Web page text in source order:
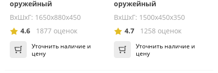
оружейный
ВхШхГ: 1650х880х450
4.6
1877 оценок
Уточнить наличие и
цену
оружейный
ВхШхГ: 1500х450х350
4.7
1258 оценок
Уточнить наличие и
цену